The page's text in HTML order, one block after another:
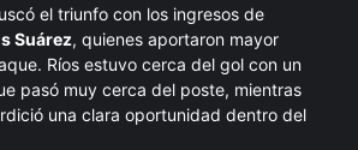
el triunfo con los ingresos de
Suárez, quienes aportaron mayor
Ríos estuvo cerca del gol con un
pasó muy cerca del poste, mientras
una clara oportunidad dentro del